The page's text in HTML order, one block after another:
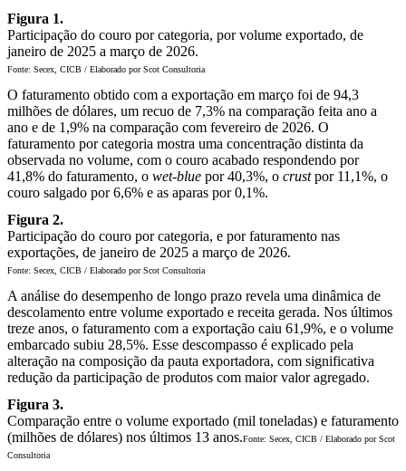
Figura 1.
Participação do couro por categoria, por volume exportado, de
janeiro de 2025 a março de 2026.
Fonte: Secex, CICB / Elaborado por Scot Consultoria
O faturamento obtido com a exportação em março foi de 94,3
milhões de dólares, um recuo de 7,3% na comparação feita ano a
ano e de 1,9% na comparação com fevereiro de 2026. O
faturamento por categoria mostra uma concentração distinta da
observada no volume, com o couro acabado respondendo por
41,8% do faturamento, o wet-blue por 40,3%, o crustpor 11,1%, o
couro salgado por 6,6% e as aparas por 0,1%.
Figura 2.
Participação do couro por categoria, e por faturamento nas
exportações, de janeiro de 2025 a março de 2026.
Fonte: Secex, CICB / Elaborado por Scot Consultoria
A análise do desempenho de longo prazo revela uma dinâmica de
descolamento entre volume exportado e receita gerada. Nos últimos
treze anos, o faturamento com a exportação caiu 61,9%, e o volume
embarcado subiu 28,5%. Esse descompasso é explicado pela
alteração na composição da pauta exportadora, com significativa
redução da participação de produtos com maior valor agregado.
Figura 3.
Comparação entre o volume exportado (mil toneladas) e faturamento
(milhões de dólares) nos últimos 13 anos.Fonte: Secex, CICB / Elaborado por Scot
Consultoria